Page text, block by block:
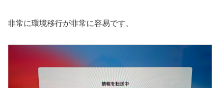
非常に環境移行が非常に容易です。